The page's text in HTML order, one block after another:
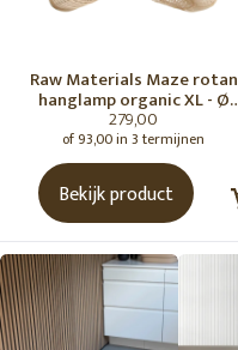
Raw Materials Maze rotan
hanglamp organic XL - Ø
75x31 cm
279,00
of 93,00 in 3 termijnen
Bekijk product